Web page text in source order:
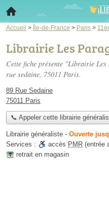
Accueil > Île-de-France > Paris >
Librairie Les
Cette fiche présente "Librairie
rue sedaine, 75011 Paris.
89 Rue Sedaine
75011 Paris
📞 Appeler cette librairie
Librairie généraliste - Ouverte
Services :
accès PMR (entrée
retrait en magasin